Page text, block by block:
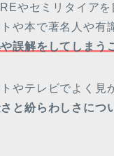
やセミリタイアを
や本で著名人や有
誤解をしてしまう
やテレビでよく見
と紛らわしさにつ